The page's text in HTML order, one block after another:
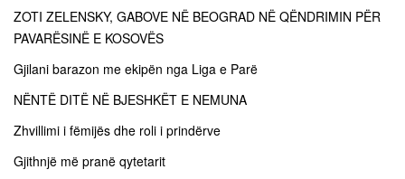
ZOTI ZELENSKY, GABOVE NË BEOGRAD NË QËNDRIMIN PËR
PAVARËSINË E KOSOVËS
Gjilani barazon me ekipën nga Liga e Parë
NËNTË DITË NË BJESHKËT E NEMUNA
Zhvillimi i fëmijës dhe roli i prindërve
Gjithnjë më pranë qytetarit